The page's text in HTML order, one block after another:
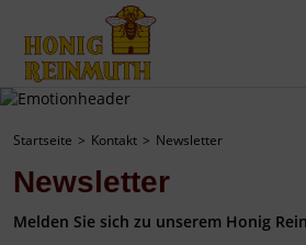
Startseite Kontakt Newsletter
Newsletter
Melden Sie sich zu unserem Honig